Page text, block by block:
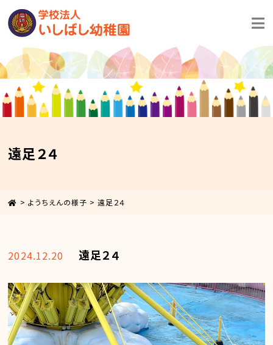
遠足２４
> ようちえんの様子 >遠足２４
2024.12.20 遠足２４